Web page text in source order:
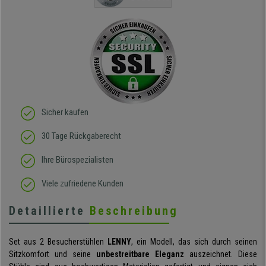
sitzt darin auch wirklich
gut! Die Sitzfläche, eine
Art straffes aber auch
elastisches Gewebe passt
sich der
Körperbewegung an.
Klare Kaufempfehlung!
Sicher kaufen
30 Tage Rückgaberecht
Ihre Bürospezialisten
Viele zufriedene Kunden
Detaillierte Beschreibung
Set aus 2 Besucherstühlen LENNY, ein Modell, das sich durch seinen
Sitzkomfort und seine unbestreitbare Eleganz auszeichnet. Diese